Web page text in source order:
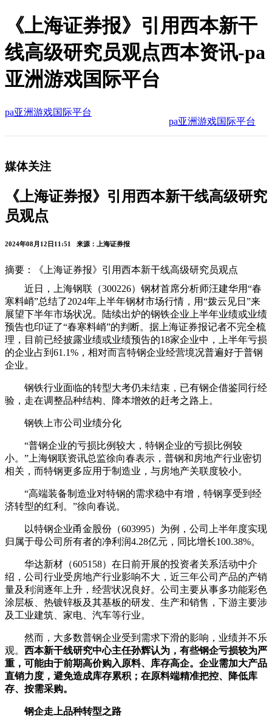
《上海证券报》引用西本新干
线高级研究员观点西本资讯-pa
亚洲游戏国际平台
pa亚洲游戏国际平台
pa亚洲游戏国际平台
媒体关注
《上海证券报》引用西本新干线高级研究
员观点
2024年08月12日11:51 来源：上海证券报
摘要：《上海证券报》引用西本新干线高级研究员观点
近日，上海钢联（300226）钢材首席分析师汪建华用“春
寒料峭”总结了2024年上半年钢材市场行情，用“拨云见日”来
展望下半年市场状况。陆续出炉的钢铁企业上半年业绩或业绩
预告也印证了“春寒料峭”的判断。据上海证券报记者不完全梳
理，目前已经披露业绩或业绩预告的18家企业中，上半年亏损
的企业占到61.1%，相对而言特钢企业经营境况普遍好于普钢
企业。
钢铁行业面临的转型大考仍未结束，已有钢企借鉴同行经
验，走在调整品种结构、降本增效的赶考之路上。
钢铁上市公司业绩分化
“普钢企业的亏损比例较大，特钢企业的亏损比例较
小。”上海钢联资讯总监徐向春表示，普钢和房地产行业密切
相关，而特钢更多应用于制造业，与房地产关联度较小。
“高端装备制造业对特钢的需求稳中有增，特钢享受到经
济转型的红利。”徐向春说。
以特钢企业甬金股份（603995）为例，公司上半年度实现
归属于母公司所有者的净利润4.28亿元，同比增长100.38%。
华达新材（605158）在日前开展的投资者关系活动中介
绍，公司行业受房地产行业影响不大，近三年公司产品的产销
量及利润逐年上升，经营状况良好。公司主要从事多功能彩色
涂层板、热镀锌板及其基板的研发、生产和销售，下游主要涉
及工业建筑、家电、汽车等行业。
然而，大多数普钢企业受到需求下滑的影响，业绩并不乐
观。 西本新干线研究中心主任孙辉认为，有些钢企亏损较为严
重，可能由于前期高价购入原料、库存高企。企业需加大产品
直销力度，避免造成库存累积；在原料端精准把控、降低库
存、按需采购。
钢企走上品种转型之路